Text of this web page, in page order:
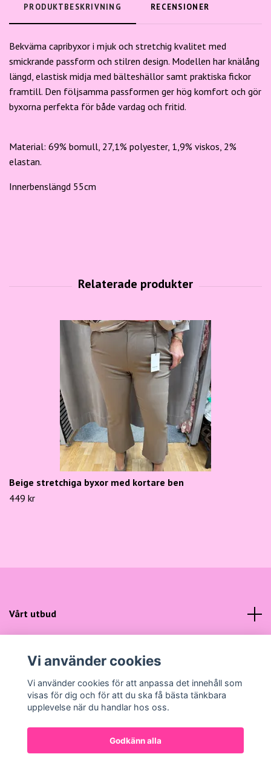
PRODUKTBESKRIVNING RECENSIONER
Bekväma capribyxor i mjuk och stretchig kvalitet med
smickrande passform och stilren design. Modellen har knälång
längd, elastisk midja med bälteshällor samt praktiska fickor
framtill. Den följsamma passformen ger hög komfort och gör
byxorna perfekta för både vardag och fritid.
Material: 69% bomull, 27,1% polyester, 1,9% viskos, 2%
elastan.
Innerbenslängd 55cm
Beige stretchiga byxor med kortare ben
449 kr
Vårt utbud
Sociala medier
Vi använder cookies
Vi använder cookies för att anpassa det innehåll som
visas för dig och för att du ska få bästa tänkbara
upplevelse när du handlar hos oss.
Godkänn alla